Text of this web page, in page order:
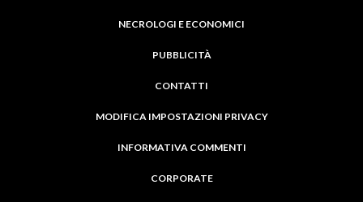
NECROLOGI E ECONOMICI
PUBBLICITÀ
CONTATTI
MODIFICA IMPOSTAZIONI PRIVACY
INFORMATIVA COMMENTI
CORPORATE